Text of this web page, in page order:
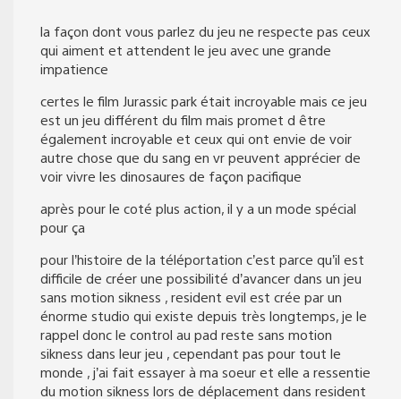
la façon dont vous parlez du jeu ne respecte pas ceux
qui aiment et attendent le jeu avec une grande
impatience
certes le film Jurassic park était incroyable mais ce jeu
est un jeu différent du film mais promet d être
également incroyable et ceux qui ont envie de voir
autre chose que du sang en vr peuvent apprécier de
voir vivre les dinosaures de façon pacifique
après pour le coté plus action, il y a un mode spécial
pour ça
pour l’histoire de la téléportation c’est parce qu’il est
difficile de créer une possibilité d’avancer dans un jeu
sans motion sikness , resident evil est crée par un
énorme studio qui existe depuis très longtemps, je le
rappel donc le control au pad reste sans motion
sikness dans leur jeu , cependant pas pour tout le
monde , j’ai fait essayer à ma soeur et elle a ressentie
du motion sikness lors de déplacement dans resident